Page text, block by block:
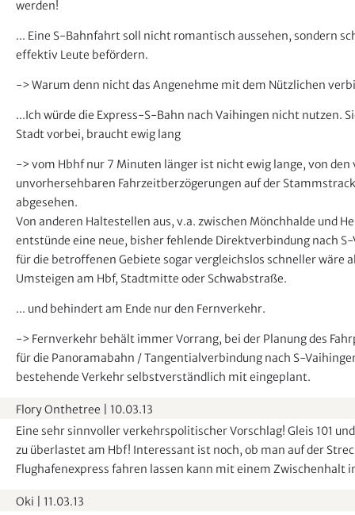
werden!
... Eine S-Bahnfahrt soll nicht romantisch aussehen, sondern
effektiv Leute befördern.
-> Warum denn nicht das Angenehme mit dem Nützlichen
...Ich würde die Express-S-Bahn nach Vaihingen nicht nutzen.
Stadt vorbei, braucht ewig lang
-> vom Hbhf nur 7 Minuten länger ist nicht ewig lange, von den
unvorhersehbaren Fahrzeitberzögerungen auf der
abgesehen.
Von anderen Haltestellen aus, v.a. zwischen Mönchhalde und
entstünde eine neue, bisher fehlende Direktverbindung nach
für die betroffenen Gebiete sogar vergleichslos schneller wäre
Umsteigen am Hbf, Stadtmitte oder Schwabstraße.
... und behindert am Ende nur den Fernverkehr.
-> Fernverkehr behält immer Vorrang, bei der Planung des
für die Panoramabahn / Tangentialverbindung nach S-
bestehende Verkehr selbstverständlich mit eingeplant.
Flory Onthetree
10.03.13
Eine sehr sinnvoller verkehrspolitischer Vorschlag! Gleis 101
zu überlastet am Hbf! Interessant ist noch, ob man auf der
Flughafenexpress fahren lassen kann mit einem Zwischenhalt
Oki
11.03.13